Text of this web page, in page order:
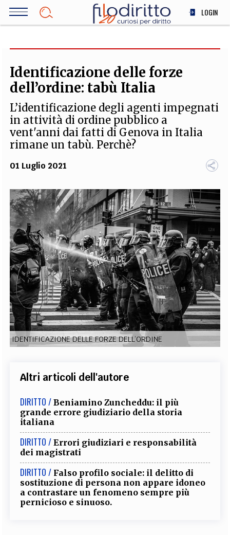
Salta
LOGIN
SOCIETÀ
MEDICINA
STORIA E FILOSOFIA
INNOVAZIONE
ALTRO
TEAM
FILODIRITTO REDAZIONE COMITATO SCIENTIFICO AUTORI CURATORI
FOTOGRAFI PARTNER COLLABORA CON NOI
EXTRA
CODICI RUBRICHE LIBRI PROCEEDINGS PUBBLICITÀ CONTATTI
SOCIAL MEDIA
Identificazione delle forze
dell’ordine: tabù Italia
L’identificazione degli agenti impegnati
in attività di ordine pubblico a
vent'anni dai fatti di Genova in Italia
rimane un tabù. Perchè?
01 Luglio 2021
IDENTIFICAZIONE DELLE FORZE DELL’ORDINE
Altri articoli dell'autore
DIRITTO / Beniamino Zuncheddu: il più
grande errore giudiziario della storia
italiana
DIRITTO / Errori giudiziari e responsabilità
dei magistrati
DIRITTO / Falso profilo sociale: il delitto di
sostituzione di persona non appare idoneo
a contrastare un fenomeno sempre più
pernicioso e sinuoso.